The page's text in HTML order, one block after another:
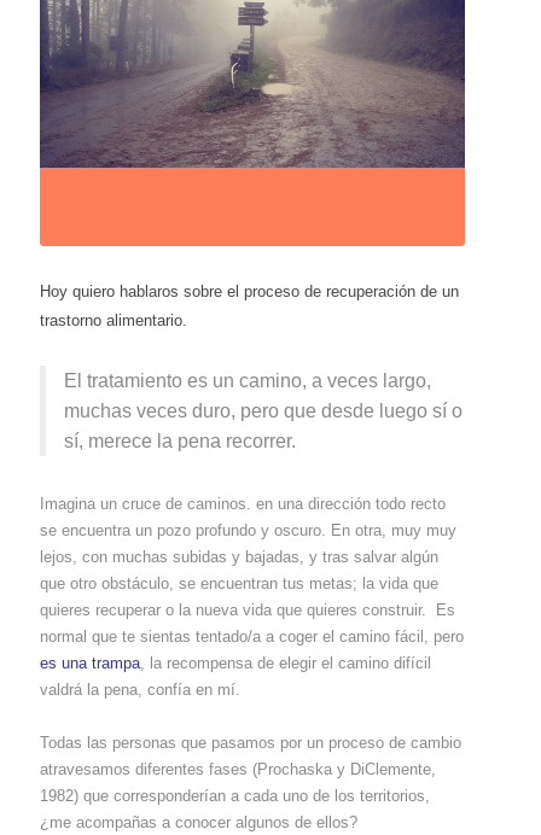
Hoy quiero hablaros sobre el proceso de recuperación de un
trastorno alimentario.
El tratamiento es un camino, a veces largo,
muchas veces duro, pero que desde luego sí o
sí, merece la pena recorrer.
Imagina un cruce de caminos. en una dirección todo recto
se encuentra un pozo profundo y oscuro. En otra, muy muy
lejos, con muchas subidas y bajadas, y tras salvar algún
que otro obstáculo, se encuentran tus metas; la vida que
quieres recuperar o la nueva vida que quieres construir. Es
normal que te sientas tentado/a a coger el camino fácil, pero
es una trampa , la recompensa de elegir el camino difícil
valdrá la pena, confía en mí.
Todas las personas que pasamos por un proceso de cambio
atravesamos diferentes fases (Prochaska y DiClemente,
1982) que corresponderían a cada uno de los territorios,
¿me acompañas a conocer algunos de ellos?